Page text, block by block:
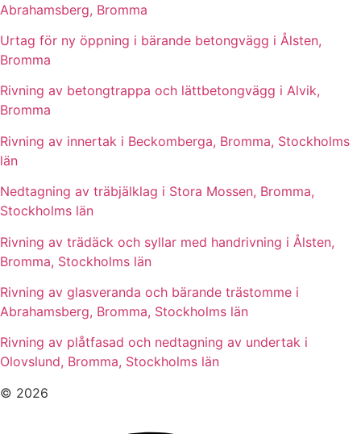
Abrahamsberg, Bromma
Urtag för ny öppning i bärande betongvägg i Ålsten,
Bromma
Rivning av betongtrappa och lättbetongvägg i Alvik,
Bromma
Rivning av innertak i Beckomberga, Bromma, Stockholms
län
Nedtagning av träbjälklag i Stora Mossen, Bromma,
Stockholms län
Rivning av trädäck och syllar med handrivning i Ålsten,
Bromma, Stockholms län
Rivning av glasveranda och bärande trästomme i
Abrahamsberg, Bromma, Stockholms län
Rivning av plåtfasad och nedtagning av undertak i
Olovslund, Bromma, Stockholms län
© 2026